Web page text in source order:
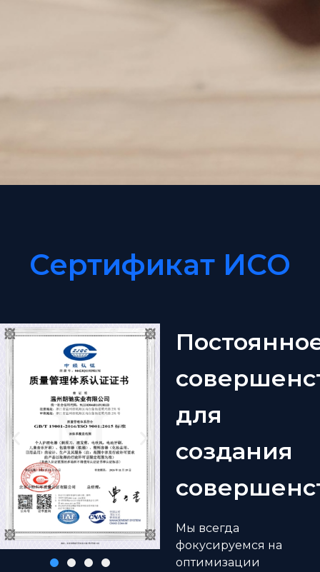
Сертификат ИСО
для
создания
Мы всегда
фокусируемся на
оптимизации